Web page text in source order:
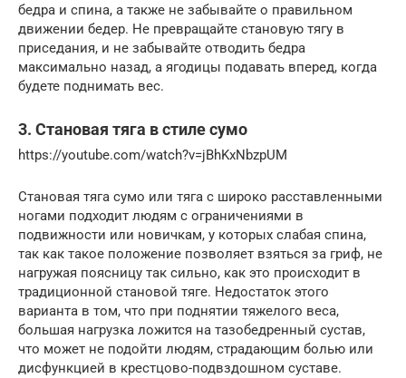
бедра и спина, а также не забывайте о правильном
движении бедер. Не превращайте становую тягу в
приседания, и не забывайте отводить бедра
максимально назад, а ягодицы подавать вперед, когда
будете поднимать вес.
3. Становая тяга в стиле сумо
https://youtube.com/watch?v=jBhKxNbzpUM
Становая тяга сумо или тяга с широко расставленными
ногами подходит людям с ограничениями в
подвижности или новичкам, у которых слабая спина,
так как такое положение позволяет взяться за гриф, не
нагружая поясницу так сильно, как это происходит в
традиционной становой тяге. Недостаток этого
варианта в том, что при поднятии тяжелого веса,
большая нагрузка ложится на тазобедренный сустав,
что может не подойти людям, страдающим болью или
дисфункцией в крестцово-подвздошном суставе.